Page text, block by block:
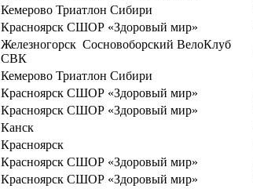
Кемерово Триатлон Сибири
Красноярск СШОР «Здоровый мир»
Железногорск Сосновоборский ВелоКлуб
СВК
Кемерово Триатлон Сибири
Красноярск СШОР «Здоровый мир»
Красноярск СШОР «Здоровый мир»
Канск
Красноярск
Красноярск СШОР «Здоровый мир»
Красноярск СШОР «Здоровый мир»